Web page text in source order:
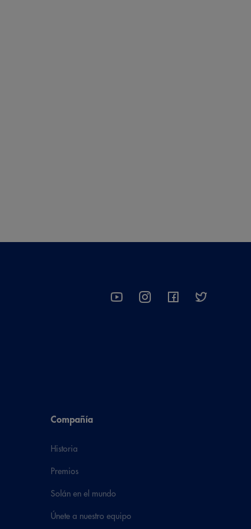
Compañía
Historia
Premios
Solán en el mundo
Únete a nuestro equipo